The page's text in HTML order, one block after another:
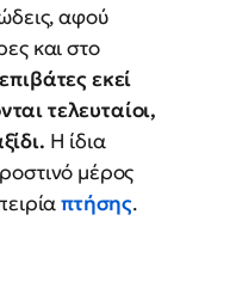
αφού
και στο
εκεί
τελευταίοι,
Η ίδια
μέρος
πτήσης.